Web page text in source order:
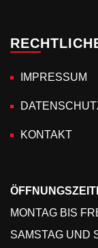
IMPRESSUM
KONTAKT
MONTAG BIS
SAMSTAG UND